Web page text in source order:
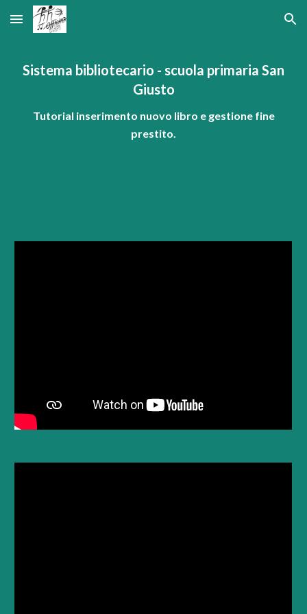
Skip to main content Skip to navigation
Sistema bibliotecario - scuola primaria San
Giusto
Tutorial inserimento nuovo libro e gestione fine
prestito.